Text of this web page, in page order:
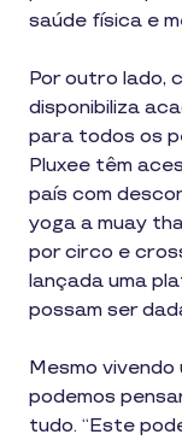
saúde física e
Por outro lado,
disponibiliza
para todos os
Pluxee têm
país com
yoga a muay
por circo e
lançada uma
possam ser
Mesmo
podemos
tudo. “Este